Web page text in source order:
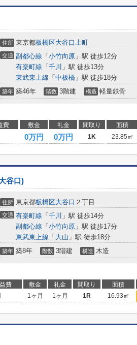
住所 東京都板橋区大谷口上町
交通 副都心線 「 小竹向原 」駅 徒歩12分
有楽町線 「 千川 」駅 徒歩13分
東武東上線 「 中板橋 」駅 徒歩18分
築年 築46年 階数 3階建 構造 軽量鉄骨
費 敷金 礼金 間取り 面積
0万円 0万円 1K 23.85㎡
谷口)
住所 東京都板橋区大谷口 ２丁目
交通 有楽町線 「 千川 」駅 徒歩14分
副都心線 「 小竹向原 」駅 徒歩17分
東武東上線 「 大山 」駅 徒歩18分
築年 築8年 階数 3階建 構造 木造
費 敷金 礼金 間取り 面積
1ヶ月 1ヶ月 1R 16.93㎡